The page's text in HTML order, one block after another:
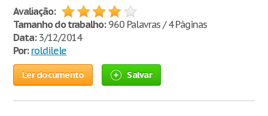
Avaliação:
Tamanho do trabalho:960 Palavras / 4 Páginas
Data:3/12/2014
Por: roldilele
Ler documento Salvar